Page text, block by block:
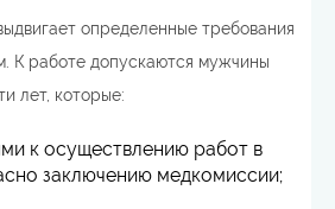
определенные требования
К работе допускаются мужчины
лет, которые:
к осуществлению работ в
заключению медкомиссии;